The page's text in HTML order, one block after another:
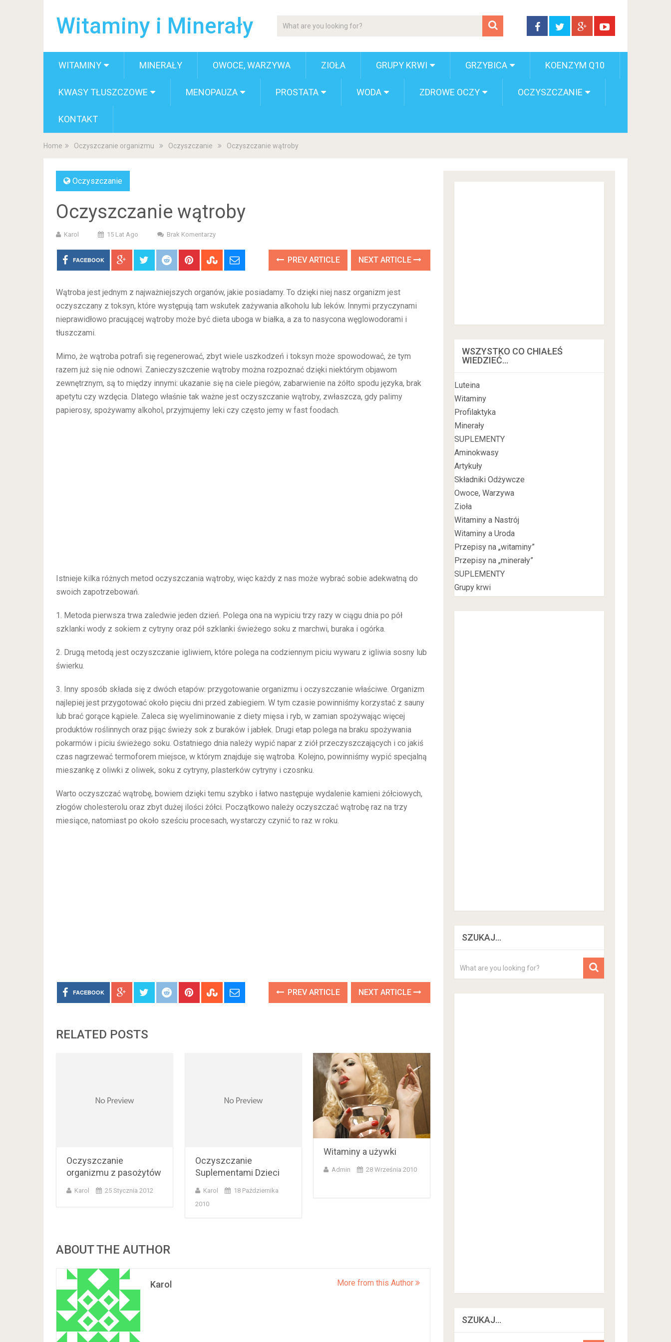
Witaminy i Minerały
WITAMINY MINERAŁY OWOCE, WARZYWA ZIOŁA GRUPY KRWI GRZYBICA KOENZYM Q10
KWASY TŁUSZCZOWE MENOPAUZA PROSTATA WODA ZDROWE OCZY OCZYSZCZANIE
KONTAKT
Home Oczyszczanie organizmu Oczyszczanie Oczyszczanie wątroby
Oczyszczanie
Oczyszczanie wątroby
Karol 15 Lat Ago Brak Komentarzy
FACEBOOK PREV ARTICLE NEXT ARTICLE
Wątroba jest jednym z najważniejszych organów, jakie posiadamy. To dzięki niej nasz organizm jest
oczyszczany z toksyn, które występują tam wskutek zażywania alkoholu lub leków. Innymi przyczynami
nieprawidłowo pracującej wątroby może być dieta uboga w białka, a za to nasycona węglowodorami i
tłuszczami.
Mimo, że wątroba potrafi się regenerować, zbyt wiele uszkodzeń i toksyn może spowodować, że tym
razem już się nie odnowi. Zanieczyszczenie wątroby można rozpoznać dzięki niektórym objawom
zewnętrznym, są to między innymi: ukazanie się na ciele piegów, zabarwienie na żółto spodu języka, brak
apetytu czy wzdęcia. Dlatego właśnie tak ważne jest oczyszczanie wątroby, zwłaszcza, gdy palimy
papierosy, spożywamy alkohol, przyjmujemy leki czy często jemy w fast foodach.
Istnieje kilka różnych metod oczyszczania wątroby, więc każdy z nas może wybrać sobie adekwatną do
swoich zapotrzebowań.
1. Metoda pierwsza trwa zaledwie jeden dzień. Polega ona na wypiciu trzy razy w ciągu dnia po pół
szklanki wody z sokiem z cytryny oraz pół szklanki świeżego soku z marchwi, buraka i ogórka.
2. Drugą metodą jest oczyszczanie igliwiem, które polega na codziennym piciu wywaru z igliwia sosny lub
świerku.
3. Inny sposób składa się z dwóch etapów: przygotowanie organizmu i oczyszczanie właściwe. Organizm
najlepiej jest przygotować około pięciu dni przed zabiegiem. W tym czasie powinniśmy korzystać z sauny
lub brać gorące kąpiele. Zaleca się wyeliminowanie z diety mięsa i ryb, w zamian spożywając więcej
produktów roślinnych oraz pijąc świeży sok z buraków i jabłek. Drugi etap polega na braku spożywania
pokarmów i piciu świeżego soku. Ostatniego dnia należy wypić napar z ziół przeczyszczających i co jakiś
czas nagrzewać termoforem miejsce, w którym znajduje się wątroba. Kolejno, powinniśmy wypić specjalną
mieszankę z oliwki z oliwek, soku z cytryny, plasterków cytryny i czosnku.
Warto oczyszczać wątrobę, bowiem dzięki temu szybko i łatwo następuje wydalenie kamieni żółciowych,
złogów cholesterolu oraz zbyt dużej ilości żółci. Początkowo należy oczyszczać wątrobę raz na trzy
miesiące, natomiast po około sześciu procesach, wystarczy czynić to raz w roku.
FACEBOOK PREV ARTICLE NEXT ARTICLE
RELATED POSTS
Oczyszczanie
organizmu z pasożytów
Karol 25 Stycznia 2012
Oczyszczanie
Suplementami Dzieci
Karol
18 Października
2010
Witaminy a używki
Admin 28 Września 2010
ABOUT THE AUTHOR
Karol More from this Author
WSZYSTKO CO CHIAŁEŚ
WIEDZIEĆ…
Luteina
Witaminy
Profilaktyka
Minerały
SUPLEMENTY
Aminokwasy
Artykuły
Składniki Odżywcze
Owoce, Warzywa
Zioła
Witaminy a Nastrój
Witaminy a Uroda
Przepisy na „witaminy”
Przepisy na „minerały”
SUPLEMENTY
Grupy krwi
SZUKAJ…
SZUKAJ…